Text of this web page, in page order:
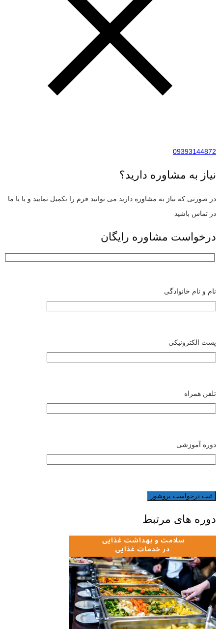
09393144872
نیاز به مشاوره دارید؟
در صورتی که نیاز به مشاوره دارید می توانید فرم را تکمیل نمایید و یا با ما
در تماس باشید
درخواست مشاوره رایگان
نام و نام خانوادگی
پست الکترونیکی
تلفن همراه
دوره آموزشی
دوره های مرتبط